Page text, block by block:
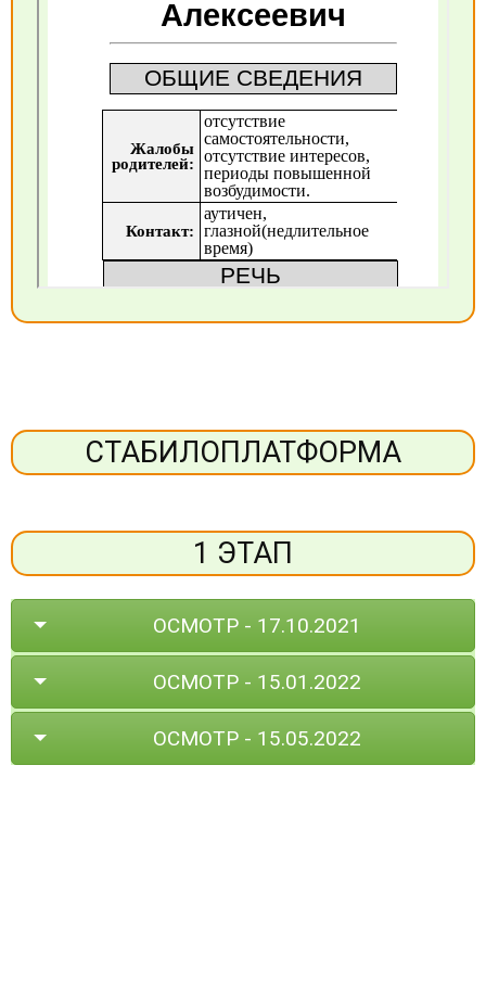
СТАБИЛОПЛАТФОРМА
1 ЭТАП
ОСМОТР - 17.10.2021
ОСМОТР - 15.01.2022
ОСМОТР - 15.05.2022